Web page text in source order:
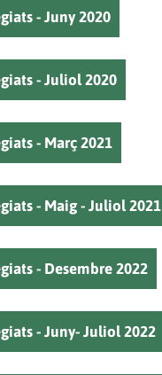
- Juny 2020
- Juliol 2020
- Març 2021
- Maig - Juliol 2021
- Desembre 2022
- Juny- Juliol 2022